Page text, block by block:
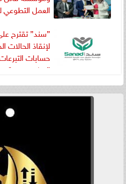
العمل التطوعي
”سند” تقترح
لإنقاذ الحالات
حسابات
”مبادرة رقمية